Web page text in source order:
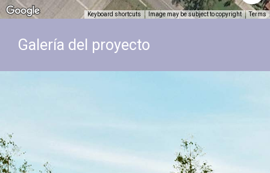
Keyboard shortcuts Image may be subject to copyright Terms
Galería del proyecto